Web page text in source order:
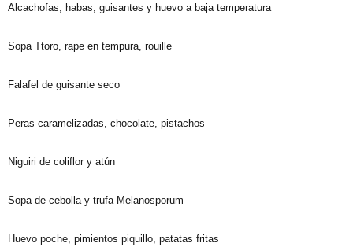
Alcachofas, habas, guisantes y huevo a baja temperatura
Sopa Ttoro, rape en tempura, rouille
Falafel de guisante seco
Peras caramelizadas, chocolate, pistachos
Niguiri de coliflor y atún
Sopa de cebolla y trufa Melanosporum
Huevo poche, pimientos piquillo, patatas fritas